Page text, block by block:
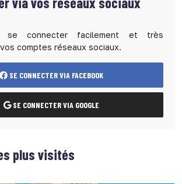
se connecter facilement et très
comptes réseaux sociaux.
SE CONNECTER VIA FACEBOOK
SE CONNECTER VIA GOOGLE
plus visités